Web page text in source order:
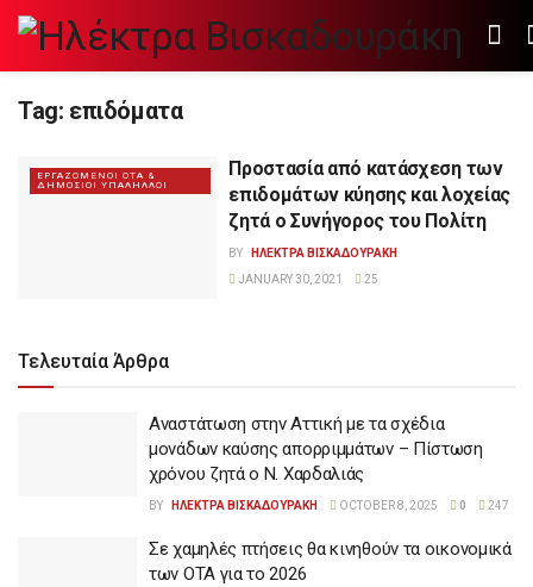
Tag: επιδόματα
ΕΡΓΑΖΟΜΕΝΟΙ ΟΤΑ &
ΔΗΜΟΣΙΟΙ ΥΠΑΛΗΛΛΟΙ
Προστασία από κατάσχεση των
επιδομάτων κύησης και λοχείας
ζητά ο Συνήγορος του Πολίτη
BY
ΗΛΕΚΤΡΑ ΒΙΣΚΑΔΟΥΡΑΚΗ
JANUARY 30, 2021
25
Τελευταία Άρθρα
Αναστάτωση στην Αττική με τα σχέδια
μονάδων καύσης απορριμμάτων – Πίστωση
χρόνου ζητά ο Ν. Χαρδαλιάς
BY ΗΛΕΚΤΡΑ ΒΙΣΚΑΔΟΥΡΑΚΗ OCTOBER 8, 2025 0 247
Σε χαμηλές πτήσεις θα κινηθούν τα οικονομικά
των ΟΤΑ για το 2026